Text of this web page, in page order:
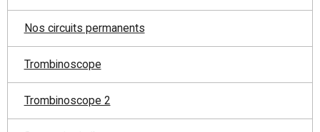
Nos circuits permanents
Trombinoscope
Trombinoscope 2